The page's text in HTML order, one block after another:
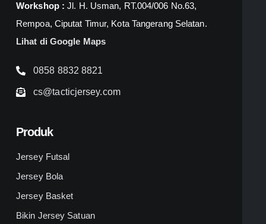
Workshop :Jl. H. Usman, RT.004/006 No.63,
Rempoa, Ciputat Timur, Kota Tangerang Selatan.
Lihat di Google Maps
0858 8832 8821
cs@tacticjersey.com
Produk
Jersey Futsal
Jersey Bola
Jersey Basket
Bikin Jersey Satuan